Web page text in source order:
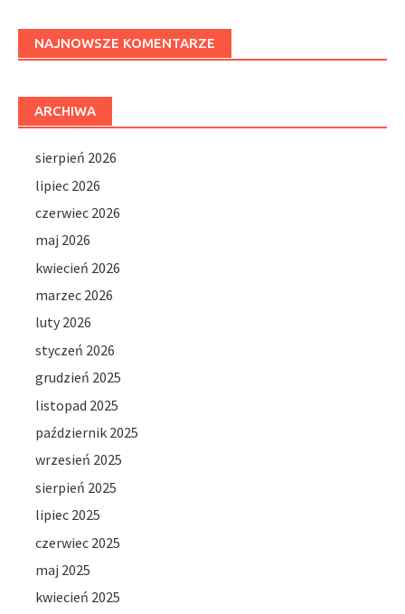
NAJNOWSZE KOMENTARZE
ARCHIWA
sierpień 2026
lipiec 2026
czerwiec 2026
maj 2026
kwiecień 2026
marzec 2026
luty 2026
styczeń 2026
grudzień 2025
listopad 2025
październik 2025
wrzesień 2025
sierpień 2025
lipiec 2025
czerwiec 2025
maj 2025
kwiecień 2025